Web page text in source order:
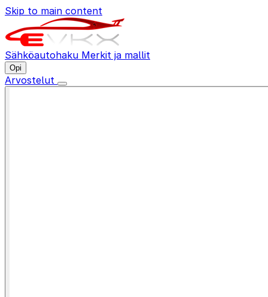
Skip to main content
Sähköautohaku Merkit ja mallit
Opi
Arvostelut